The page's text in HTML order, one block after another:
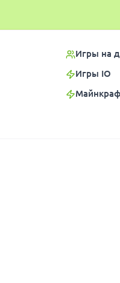
Игры на
Игры IO